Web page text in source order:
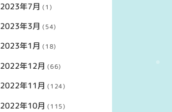
2023年7月 (1)
2023年3月 (54)
2023年1月 (18)
2022年12月 (66)
2022年11月 (124)
2022年10月 (115)